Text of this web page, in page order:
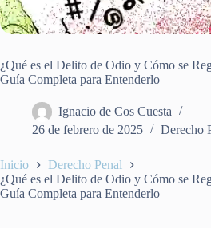
¿Qué es el Delito de Odio y Cómo se
Guía Completa para Entenderlo
Ignacio de Cos Cuesta
26 de febrero de 2025
Derecho
Inicio
Derecho Penal
¿Qué es el Delito de Odio y Cómo se
Guía Completa para Entenderlo